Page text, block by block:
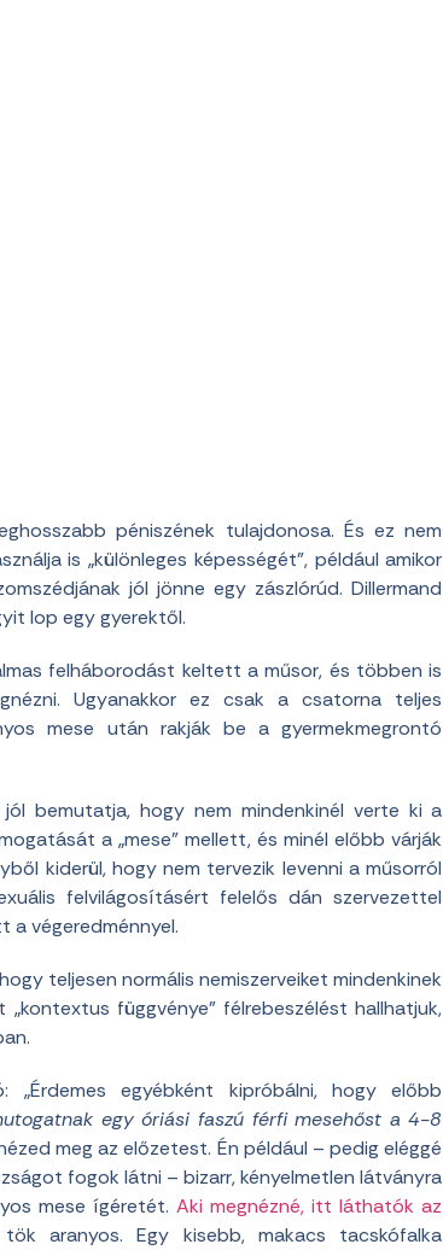
péniszének tulajdonosa. És ez nem
is „különleges képességét”, például amikor
jól jönne egy zászlórúd.Dillermand
lop egy gyerektől.
felháborodást keltett a műsor, és többen is
Ugyanakkor ez csak a csatorna teljes
mese után rakják be a gyermekmegrontó
bemutatja, hogy nem mindenkinél verte ki a
a „mese” mellett, és minél előbb várják
kiderül, hogy nem tervezik levenni a műsorról
felvilágosításért felelős dán szervezettel
a végeredménnyel.
teljesen normális nemiszerveiket mindenkinek
függvénye” félrebeszélést hallhatjuk,
„Érdemes egyébként kipróbálni, hogy előbb
egy óriási faszú férfi mesehőst a 4-8
meg az előzetest. Én például – pedig eléggé
fogok látni – bizarr, kényelmetlen látványra
mese ígéretét.Aki megnézné, itt láthatók az
aranyos. Egy kisebb, makacs tacskófalka